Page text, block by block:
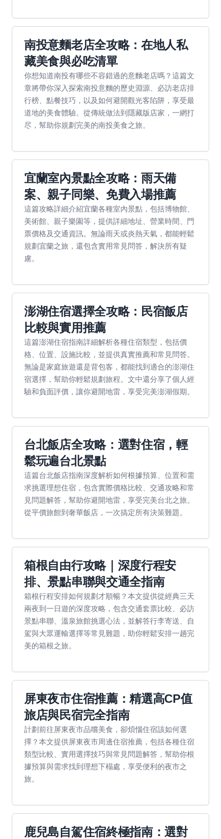
南投意麵老店全攻略：在地人私
藏美食與必吃清單
你想知道南投有哪些不容錯過的意麵老店嗎？這篇文
章將帶你深入探索南投意麵的歷史淵源、必訪老店排
行榜、點餐技巧，以及如何避開觀光客陷阱，享受最
道地的美食體驗。從傳統做法到隱藏版店家，一網打
尽，幫助你規劃完美的南投美食之旅。
宜蘭室內景點全攻略：雨天備
案、親子同樂、免費入場推薦
這篇攻略詳細介紹宜蘭各種室內景點，包括博物館、
美術館、親子樂園等，提供詳細地址、營業時間、門
票價格及交通資訊。無論雨天或炎熱天氣，都能輕鬆
規劃宜蘭之旅，還包含實用常見問答，解決所有疑
慮。
澎湖住宿選擇全攻略：民宿飯店
比較與實用推薦
這篇澎湖住宿指南詳細解析各種住宿類型，包括價
格、位置、設施比較，並提供真實推薦和常見問答。
無論是家庭旅遊還是背包客，都能找到適合的澎湖住
宿選擇，幫助你輕鬆規劃旅程。文中還分享了個人經
驗和負面評價，讓你避開地雷，享受完美澎湖假期。
台北飯店全攻略：選對住宿，輕
鬆玩遍台北景點
這篇台北飯店指南深度解析如何根據預算、位置和需
求挑選理想住宿，包含實際價格比較、交通攻略和常
見問題解答，幫助你避開地雷，享受完美台北之旅。
從平價旅館到奢華飯店，一次搞定所有決策難題。
箱根自由行攻略｜深度行程安
排、景點串聯與交通全指南
箱根行程安排如何規劃才順暢？本文提供從經典三天
兩夜到一日遊的深度攻略，包含交通套票比較、必訪
景點串聯、溫泉旅館挑選心法，並解答行李寄送、自
駕與大眾運輸選擇等常見難題，助你輕鬆安排一趟完
美的箱根之旅。
屏東夜市住宿推薦：精選高CP值
旅店與民宿完全指南
計劃前往屏東夜市品嚐美食，卻煩惱住宿該如何選
擇？本文提供屏東夜市周邊住宿推薦，包括各種住宿
類型比較、實用選擇技巧與常見問題解答，幫助你根
據預算與需求找到理想下榻處，享受便利的夜市之
旅。
鹿兒島自駕住宿終極指南：選對